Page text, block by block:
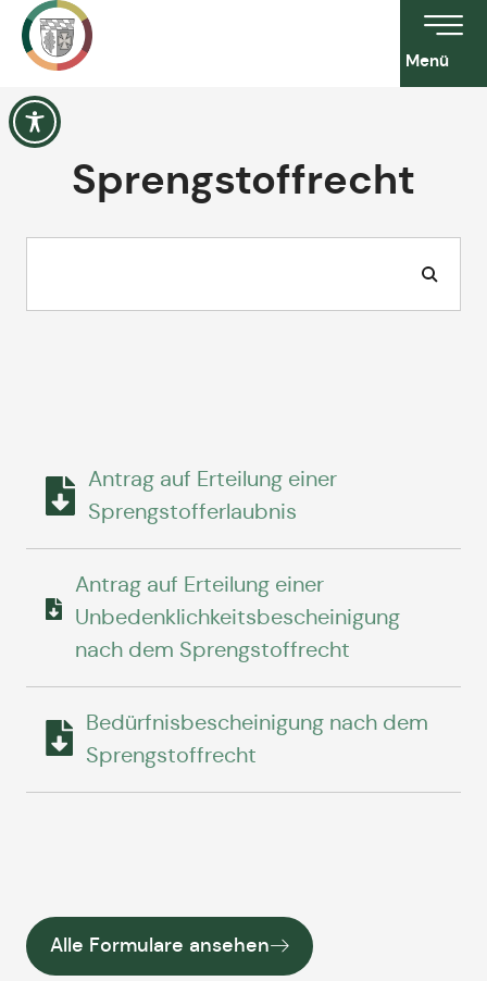
Menü
Sprengstoffrecht
Antrag auf Erteilung einer
Sprengstofferlaubnis
Antrag auf Erteilung einer
Unbedenklichkeitsbescheinigung
nach dem Sprengstoffrecht
Bedürfnisbescheinigung nach dem
Sprengstoffrecht
Alle Formulare ansehen